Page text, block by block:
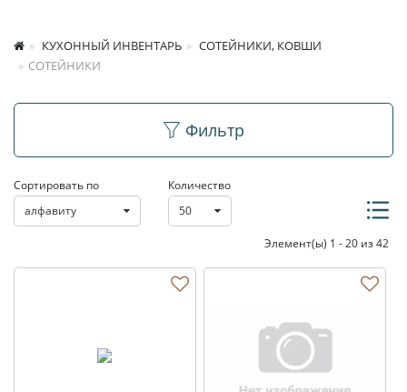
КУХОННЫЙ ИНВЕНТАРЬ
СОТЕЙНИКИ, КОВШИ
СОТЕЙНИКИ
СотейникиФильтр
Сортировать по
алфавиту
Количество
50
Элемент(ы) 1 - 20 из 42